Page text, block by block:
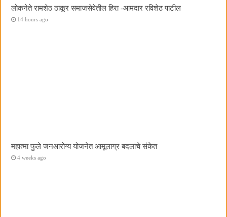
लोकनेते रामशेठ ठाकूर समाजसेवेतील हिरा -आमदार रविशेठ पाटील
14 hours ago
महात्मा फुले जनआरोग्य योजनेत आमूलाग्र बदलांचे संकेत
4 weeks ago